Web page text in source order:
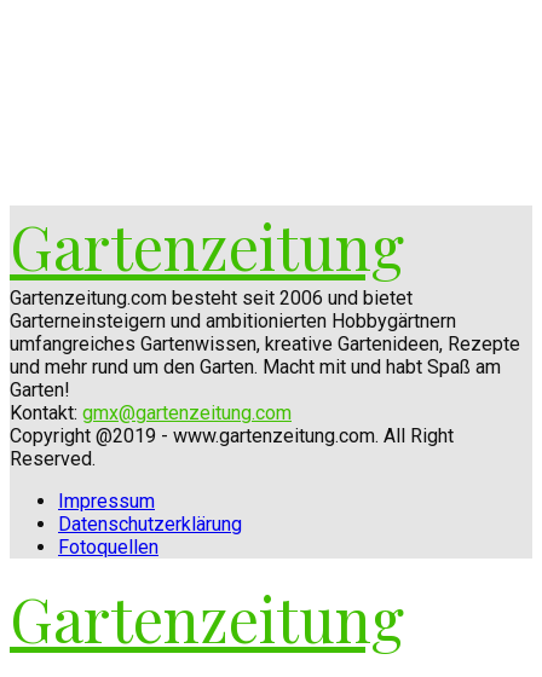
Gartenzeitung
Gartenzeitung.com besteht seit 2006 und bietet
Garterneinsteigern und ambitionierten Hobbygärtnern
umfangreiches Gartenwissen, kreative Gartenideen, Rezepte
und mehr rund um den Garten. Macht mit und habt Spaß am
Garten!
Kontakt: gmx@gartenzeitung.com
Copyright @2019 - www.gartenzeitung.com. All Right
Reserved.
Impressum
Datenschutzerklärung
Fotoquellen
Gartenzeitung